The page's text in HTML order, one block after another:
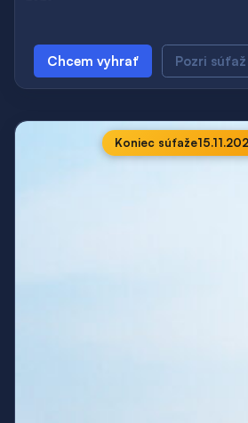
Chcem vyhrať Pozri súťaž
Koniec súťaže